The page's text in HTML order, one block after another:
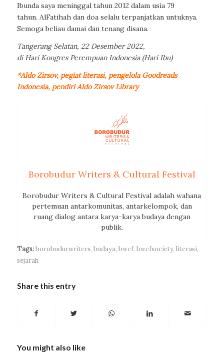
Ibunda saya meninggal tahun 2012 dalam usia 79
tahun. AlFatihah dan doa selalu terpanjatkan untuknya.
Semoga beliau damai dan tenang disana.
Tangerang Selatan, 22 Desember 2022,
di Hari Kongres Perempuan Indonesia (Hari Ibu)
*Aldo Zirsov, pegiat literasi, pengelola Goodreads
Indonesia, pendiri Aldo Zirsov Library
Borobudur Writers & Cultural Festival
Borobudur Writers & Cultural Festival adalah wahana
pertemuan antarkomunitas, antarkelompok, dan
ruang dialog antara karya-karya budaya dengan
publik.
Tags: borobudurwriters, budaya, bwcf, bwcfsociety, literasi,
sejarah
Share this entry
You might also like